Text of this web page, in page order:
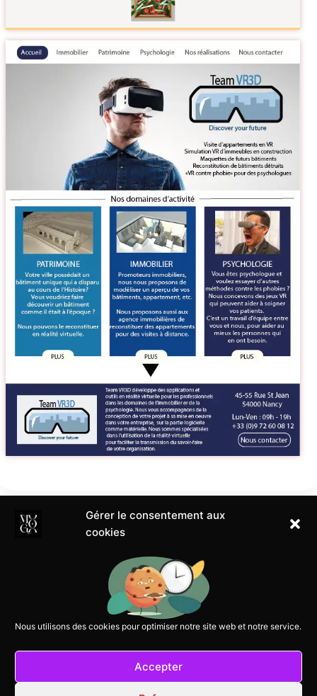
Gérer le consentement aux
cookies
Nous utilisons des cookies pour optimiser notre site web et notre service.
Accepter
AFFICHES Autre
Conditions de retour